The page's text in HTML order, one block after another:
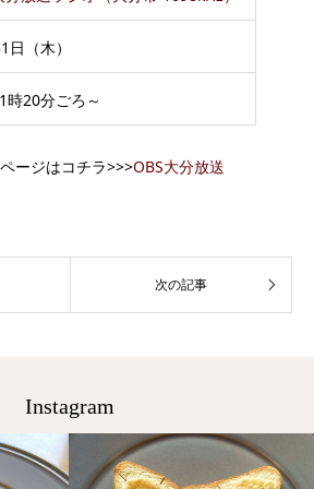
日（木）
時20分ごろ～
ージはコチラ>>>OBS大分放送
Instagram